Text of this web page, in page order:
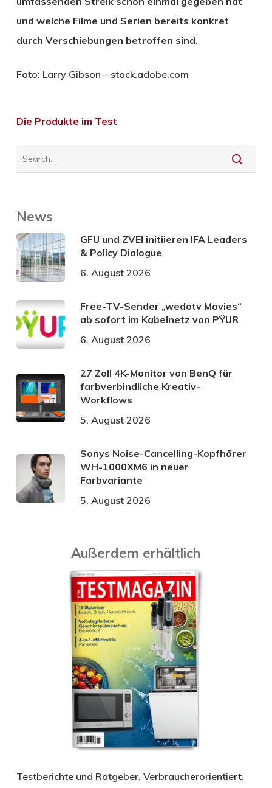
und welche Filme und Serien bereits konkret
durch Verschiebungen betroffen sind.
Foto: Larry Gibson – stock.adobe.com
Die Produkte im Test
News
GFU und ZVEI initiieren IFA Leaders
& Policy Dialogue
6. August 2026
Free-TV-Sender „wedotv Movies“
ab sofort im Kabelnetz von PŸUR
6. August 2026
27 Zoll 4K-Monitor von BenQ für
farbverbindliche Kreativ-
Workflows
5. August 2026
Sonys Noise-Cancelling-Kopfhörer
WH-1000XM6 in neuer
Farbvariante
5. August 2026
Außerdem erhältlich
Testberichte und Ratgeber. Verbraucherorientiert.